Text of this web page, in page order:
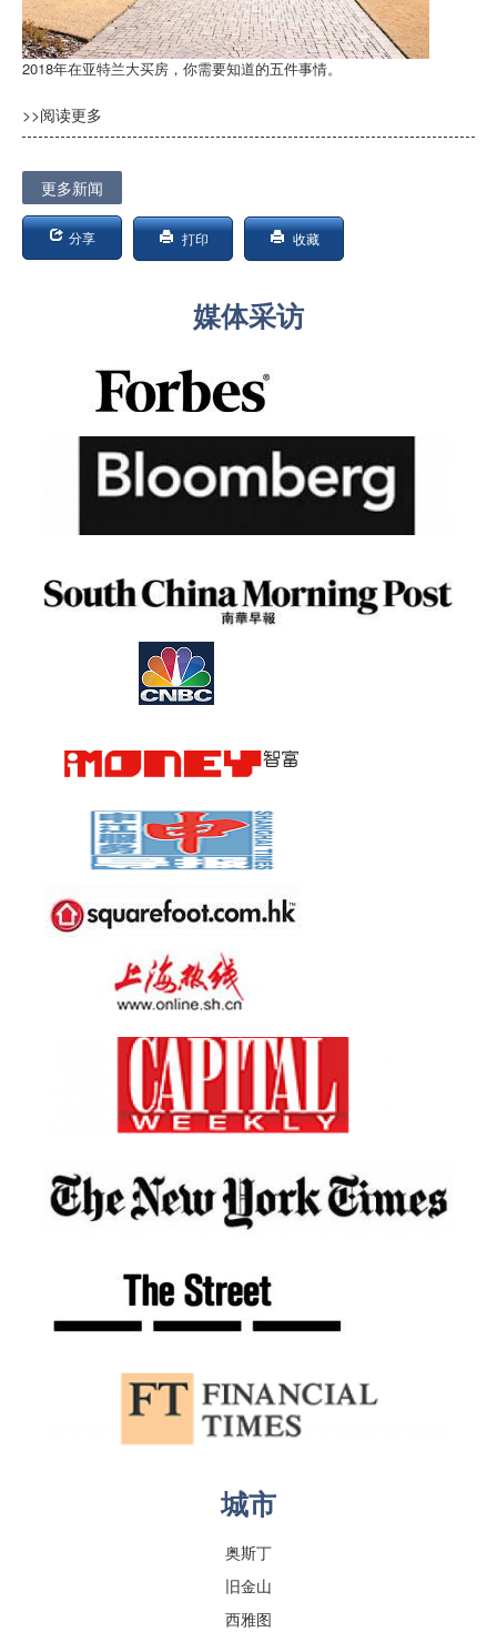
2018年在亚特兰大买房，你需要知道的五件事情。
>>阅读更多
更多新闻
分享 打印 收藏
媒体采访
城市
奥斯丁
旧金山
西雅图